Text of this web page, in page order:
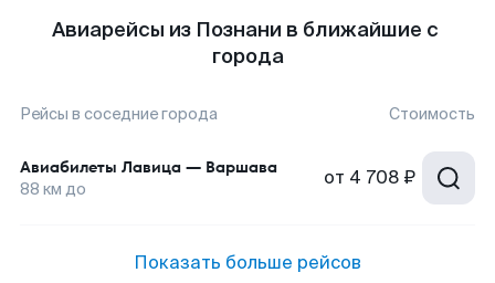
Авиарейсы из Познани в ближайшие с
города
Рейсы в соседние города Стоимость
Авиабилеты Лавица — Варшава
88 км до от 4 708 ₽
Показать больше рейсов